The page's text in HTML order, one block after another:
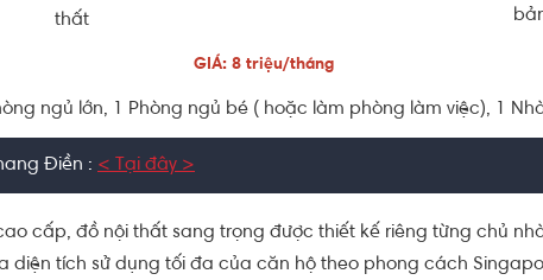
thất
GIÁ: 8 triệu/tháng
ngủ lớn, 1 Phòng ngủ bé ( hoặc làm phòng làm việc), 1
Điền : < Tại đây >
cấp, đồ nội thất sang trọng được thiết kế riêng từng chủ
diện tích sử dụng tối đa của căn hộ theo phong cách